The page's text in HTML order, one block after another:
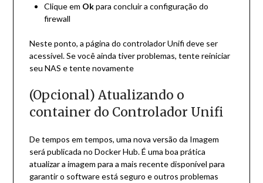
Clique em Okpara concluir a configuração do
firewall
Neste ponto, a página do controlador Unifi deve ser
acessível. Se você ainda tiver problemas, tente reiniciar
seu NAS e tente novamente
(Opcional) Atualizando o
container do Controlador Unifi
De tempos em tempos, uma nova versão da Imagem
será publicada no Docker Hub. É uma boa prática
atualizar a imagem para a mais recente disponível para
garantir o software está seguro e outros problemas